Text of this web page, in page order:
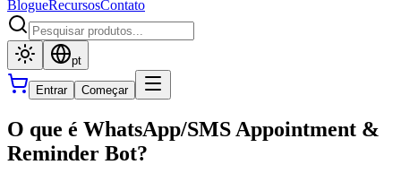
BlogueRecursosContato
pt
Entrar Começar
O que é WhatsApp/SMS Appointment &
Reminder Bot?